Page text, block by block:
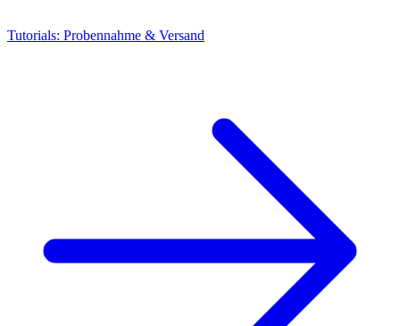
Tutorials: Probennahme & Versand